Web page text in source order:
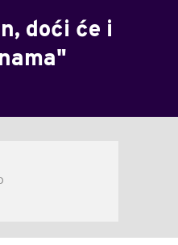
doći će i